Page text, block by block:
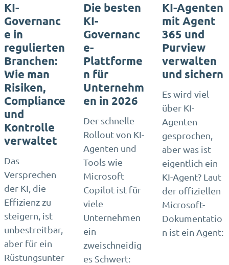
KI-
Governanc
e in
regulierten
Branchen:
Wie man
Risiken,
Compliance
und
Kontrolle
verwaltet
Das
Versprechen
der KI, die
Effizienz zu
steigern, ist
unbestreitbar,
aber für ein
Rüstungsunter
Die besten
KI-
Governanc
e-
Plattforme
n für
Unternehm
en in 2026
Der schnelle
Rollout von KI-
Agenten und
Tools wie
Microsoft
Copilot ist für
viele
Unternehmen
ein
zweischneidig
es Schwert:
KI-Agenten
mit Agent
365 und
Purview
verwalten
und sichern
Es wird viel
über KI-
Agenten
gesprochen,
aber was ist
eigentlich ein
KI-Agent? Laut
der offiziellen
Microsoft-
Dokumentatio
n ist ein Agent: